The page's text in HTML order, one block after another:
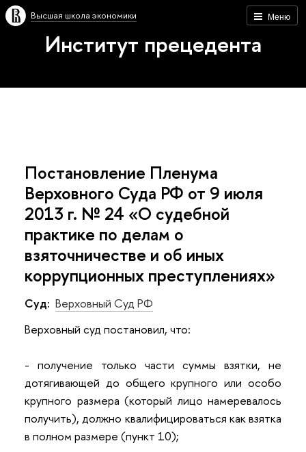
Меню
Высшая школа экономики
Институт прецедента
Постановление Пленума
Верховного Суда РФ от 9 июля
2013 г. № 24 «О судебной
практике по делам о
взяточничестве и об иных
коррупционных преступлениях»
Суд: Верховный Суд РФ
Верховный суд постановил, что:
- получение только части суммы взятки, не
дотягивающей до общего крупного или особо
крупного размера (который лицо намеревалось
получить), должно квалифицироваться как взятка
в полном размере (пункт 10);